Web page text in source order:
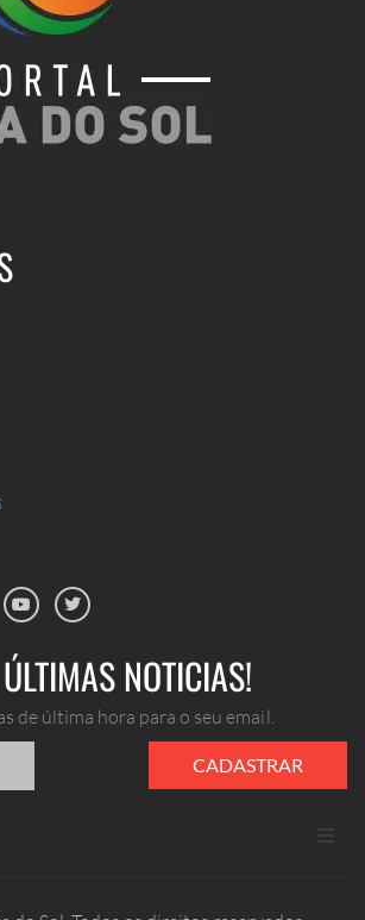
NOTICIAS!
de última hora para o seu email.
CADASTRAR